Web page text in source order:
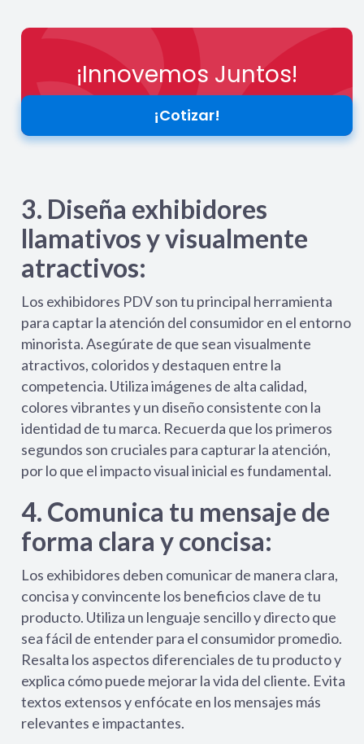
¡Innovemos Juntos!
¡Cotizar!
3. Diseña exhibidores
llamativos y visualmente
atractivos:
Los exhibidores PDV son tu principal herramienta
para captar la atención del consumidor en el entorno
minorista. Asegúrate de que sean visualmente
atractivos, coloridos y destaquen entre la
competencia. Utiliza imágenes de alta calidad,
colores vibrantes y un diseño consistente con la
identidad de tu marca. Recuerda que los primeros
segundos son cruciales para capturar la atención,
por lo que el impacto visual inicial es fundamental.
4. Comunica tu mensaje de
forma clara y concisa:
Los exhibidores deben comunicar de manera clara,
concisa y convincente los beneficios clave de tu
producto. Utiliza un lenguaje sencillo y directo que
sea fácil de entender para el consumidor promedio.
Resalta los aspectos diferenciales de tu producto y
explica cómo puede mejorar la vida del cliente. Evita
textos extensos y enfócate en los mensajes más
relevantes e impactantes.